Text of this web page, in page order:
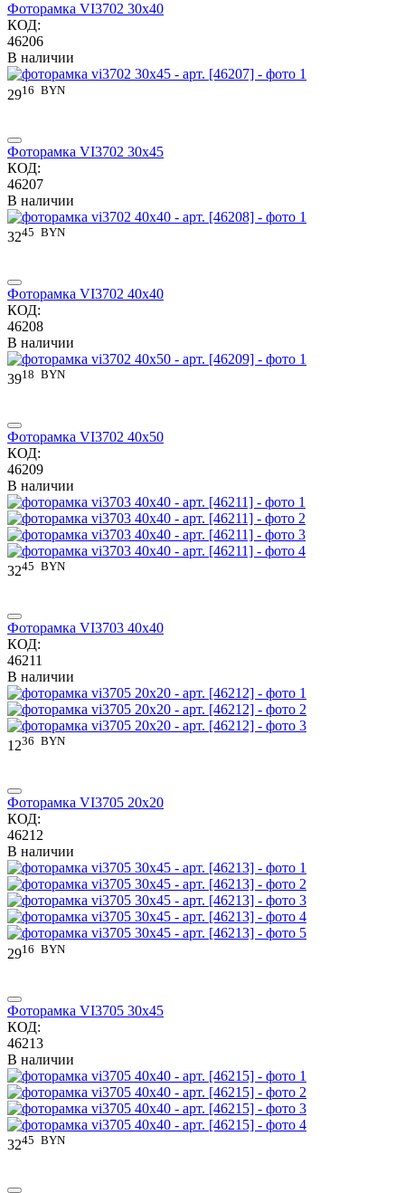
Фоторамка VI3702 30x40
КОД:
46206
В наличии
2916 BYN
Фоторамка VI3702 30x45
КОД:
46207
В наличии
3245 BYN
Фоторамка VI3702 40x40
КОД:
46208
В наличии
3918 BYN
Фоторамка VI3702 40x50
КОД:
46209
В наличии
3245 BYN
Фоторамка VI3703 40x40
КОД:
46211
В наличии
1236 BYN
Фоторамка VI3705 20x20
КОД:
46212
В наличии
2916 BYN
Фоторамка VI3705 30x45
КОД:
46213
В наличии
3245 BYN